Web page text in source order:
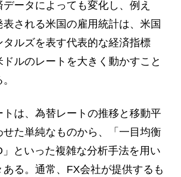
ータによっても変化し、例え
される米国の雇用統計は、米国
ルズを表す代表的な経済指標
ルのレートを大きく動かすこと
は、為替レートの推移と移動平
た単純なものから、「一目均衡
といった複雑な分析手法を用い
る。通常、FX会社が提供するも